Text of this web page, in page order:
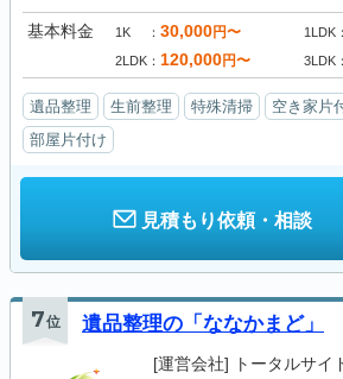
基本料金 1K 30,000円〜 1LDK
2LDK 120,000円〜 3LDK
遺品整理 生前整理 特殊清掃 空き家片
部屋片付け
見積もり依頼・相談
7位 遺品整理の「ななかまど」
[運営会社] トータルサイ